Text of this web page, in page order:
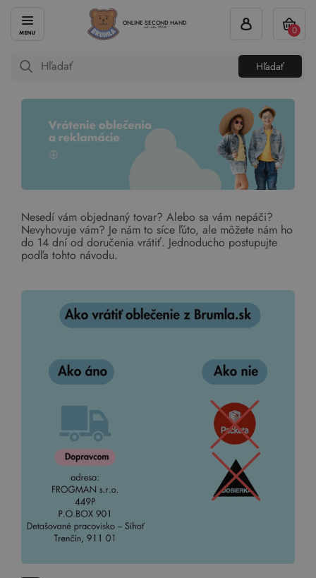
ONLINE SECOND HAND
od roku 2004
Hľadať
0
Nesedí vám objednaný tovar? Alebo sa vám nepáči?
Nevyhovuje vám? Je nám to síce ľúto, ale môžete nám ho
do 14 dní od doručenia vrátiť. Jednoducho postupujte
podľa tohto návodu.